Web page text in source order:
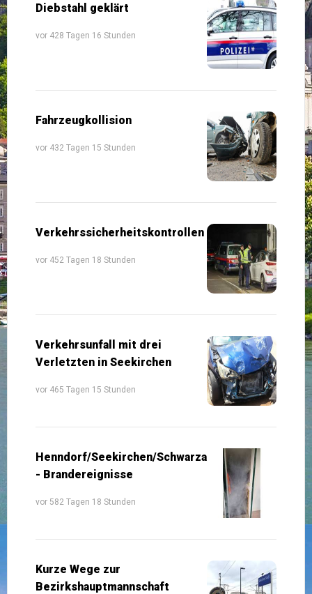
Diebstahl geklärt
vor 428 Tagen 16 Stunden
Fahrzeugkollision
vor 432 Tagen 15 Stunden
Verkehrssicherheitskontrollen
vor 452 Tagen 18 Stunden
Verkehrsunfall mit drei
Verletzten in Seekirchen
vor 465 Tagen 15 Stunden
Henndorf/Seekirchen/Schwarzach
- Brandereignisse
vor 582 Tagen 18 Stunden
Kurze Wege zur
Bezirkshauptmannschaft